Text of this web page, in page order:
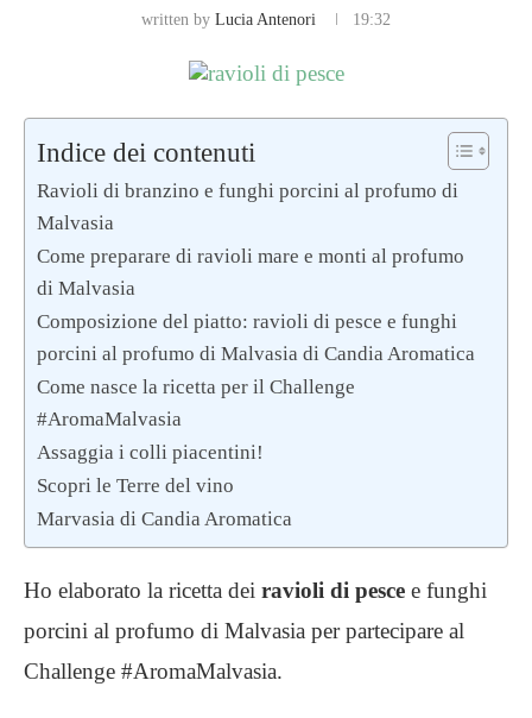
written by Lucia Antenori 19:32
Indice dei contenuti
Ravioli di branzino e funghi porcini al profumo di
Malvasia
Come preparare di ravioli mare e monti al profumo
di Malvasia
Composizione del piatto: ravioli di pesce e funghi
porcini al profumo di Malvasia di Candia Aromatica
Come nasce la ricetta per il Challenge
#AromaMalvasia
Assaggia i colli piacentini!
Scopri le Terre del vino
Marvasia di Candia Aromatica
Ho elaborato la ricetta dei ravioli di pesce e funghi
porcini al profumo di Malvasia per partecipare al
Challenge #AromaMalvasia.